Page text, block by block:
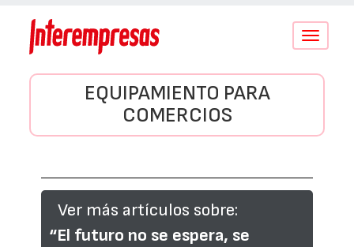
Conmutar
EQUIPAMIENTO PARA
COMERCIOS
Ver más artículos sobre:
“El futuro no se espera, se